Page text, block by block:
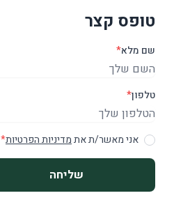
טופס קצר
שם מלא*
טלפון*
אני מאשר/ת אתמדיניות הפרטיות*
שליחה